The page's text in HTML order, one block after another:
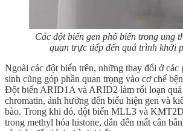
Các đột biến gen phổ biến trong ung
quan trực tiếp đến quá trình khởi
Ngoài các đột biến trên, những thay đổi ở các
sinh cũng góp phần quan trọng vào cơ chế
Đột biến ARID1A và ARID2 làm rối loạn quá
chromatin, ảnh hưởng đến biểu hiện gen và
bào. Trong khi đó, đột biến MLL3 và
trong methyl hóa histone, dẫn đến mất cân